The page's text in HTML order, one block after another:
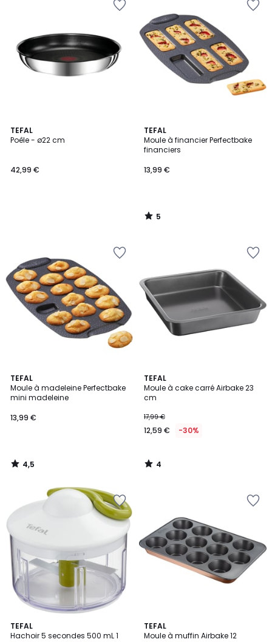
TEFAL
Poêle - ø22 cm
42,99 €
TEFAL
Moule à financier Perfectbake
financiers
13,99 €
5
/
5
5
/
TEFAL
Moule à madeleine Perfectbake
mini madeleine
13,99 €
4,5
/ 5
4,5
/
TEFAL
Moule à cake carré Airbake 23
cm
17,99 €
12,59 € -30%
4
/
5
4
/
TEFAL
Hachoir 5 secondes 500 mL 1
4,6
/ 5
TEFAL
Moule à muffin Airbake 12
5
/